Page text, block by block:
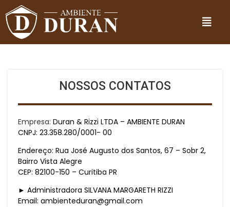
NOSSOS CONTATOS
Empresa: Duran & Rizzi LTDA – AMBIENTE DURAN
CNPJ: 23.358.280/0001- 00
Endereço: Rua José Augusto dos Santos, 67 – Sobr 2,
Bairro Vista Alegre
CEP: 82100-150 – Curitiba PR
► Administradora SILVANA MARGARETH RIZZI
Email: ambienteduran@gmail.com